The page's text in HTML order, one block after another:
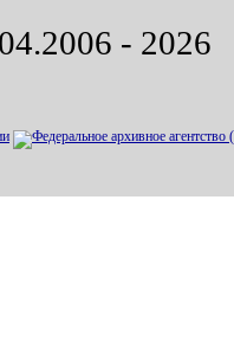
- 2026